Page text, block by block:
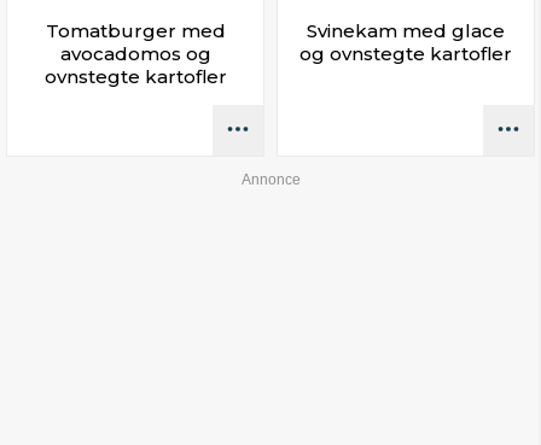
Tomatburger med
avocadomos og
ovnstegte kartofler
Svinekam med glace
og ovnstegte kartofler